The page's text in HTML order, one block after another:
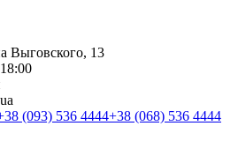
Выговского, 13
(093) 536 4444+38 (068) 536 4444